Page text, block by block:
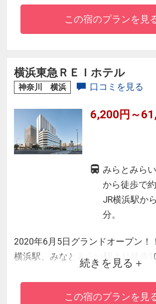
客様の特別なお時間の為に、真心
ビスをご用意しております。
この宿のプランを見
横浜東急ＲＥＩホテル
神奈川 横浜 口コミを見る
6,200円～
みらとみら
から徒歩で約
JR横浜駅か
分。
2020年6月5日グランドオープン！！
横浜駅、みなとみらい駅より徒歩10
刺激とくつろぎがシームレスにつ
スタイルホテル。
続きを見る
この宿のプランを見